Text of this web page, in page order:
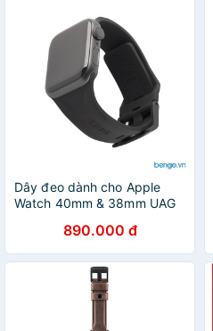
Dây đeo dành cho Apple
Watch 40mm & 38mm UAG
890.000 đ